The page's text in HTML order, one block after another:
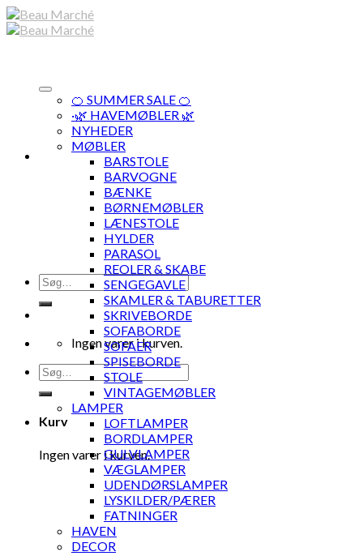
Skip
to
Søg
efter:
Ingen varer i kurven.
Søg
efter:
Kurv
Ingen varer i kurven.
🍊 SUMMER SALE 🍊
·🌿 HAVEMØBLER 🌿
NYHEDER
MØBLER
BARSTOLE
BARVOGNE
BÆNKE
BØRNEMØBLER
LÆNESTOLE
HYLDER
PARASOL
REOLER & SKABE
SENGEGAVLE
SKAMLER & TABURETTER
SKRIVEBORDE
SOFABORDE
SOFAER
SPISEBORDE
STOLE
VINTAGEMØBLER
LAMPER
LOFTLAMPER
BORDLAMPER
GULVLAMPER
VÆGLAMPER
UDENDØRSLAMPER
LYSKILDER/PÆRER
FATNINGER
HAVEN
DECOR